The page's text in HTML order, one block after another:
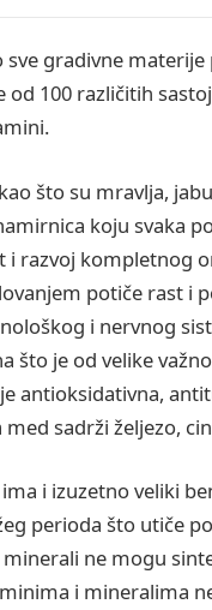
sve gradivne
od 100 različitih
što su mravlja,
koju svaka
i razvoj kompletnog
potiče rast i
i nervnog
što je od velike
antioksidativna,
sadrži željezo,
i izuzetno veliki
perioda što utiče
ne mogu
i mineralima